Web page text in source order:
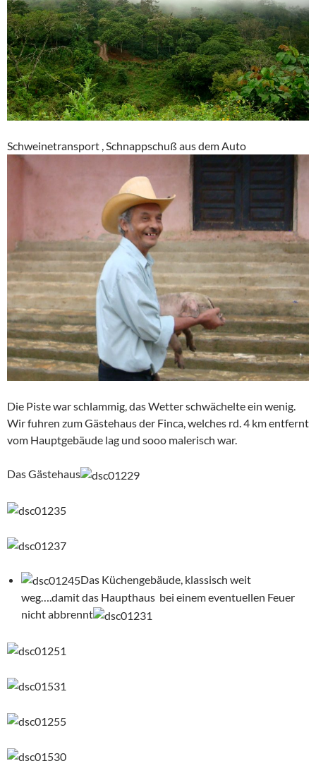
Schweinetransport , Schnappschuß aus dem Auto
Die Piste war schlammig, das Wetter schwächelte ein wenig.
Wir fuhren zum Gästehaus der Finca, welches rd. 4 km entfernt
vom Hauptgebäude lag und sooo malerisch war.
Das Gästehaus
Das Küchengebäude, klassisch weit
weg….damit das Haupthaus bei einem eventuellen Feuer
nicht abbrennt